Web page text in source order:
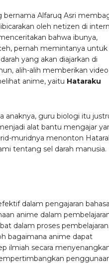
bernama Alfaruq Asri
oleh netizen di
bahwa ibunya,
pernah memintanya untuk
yang akan diajarkan di
alih-alih memberikan video
anime, yaitu Hataraku
anaknya, guru biologi itu
alat bantu mengajar
muridnya menonton
tentang sel darah manusia.
dalam pengajaran
anime dalam
dalam proses pembelajaran.
bagaimana anime dapat
ilmiah secara